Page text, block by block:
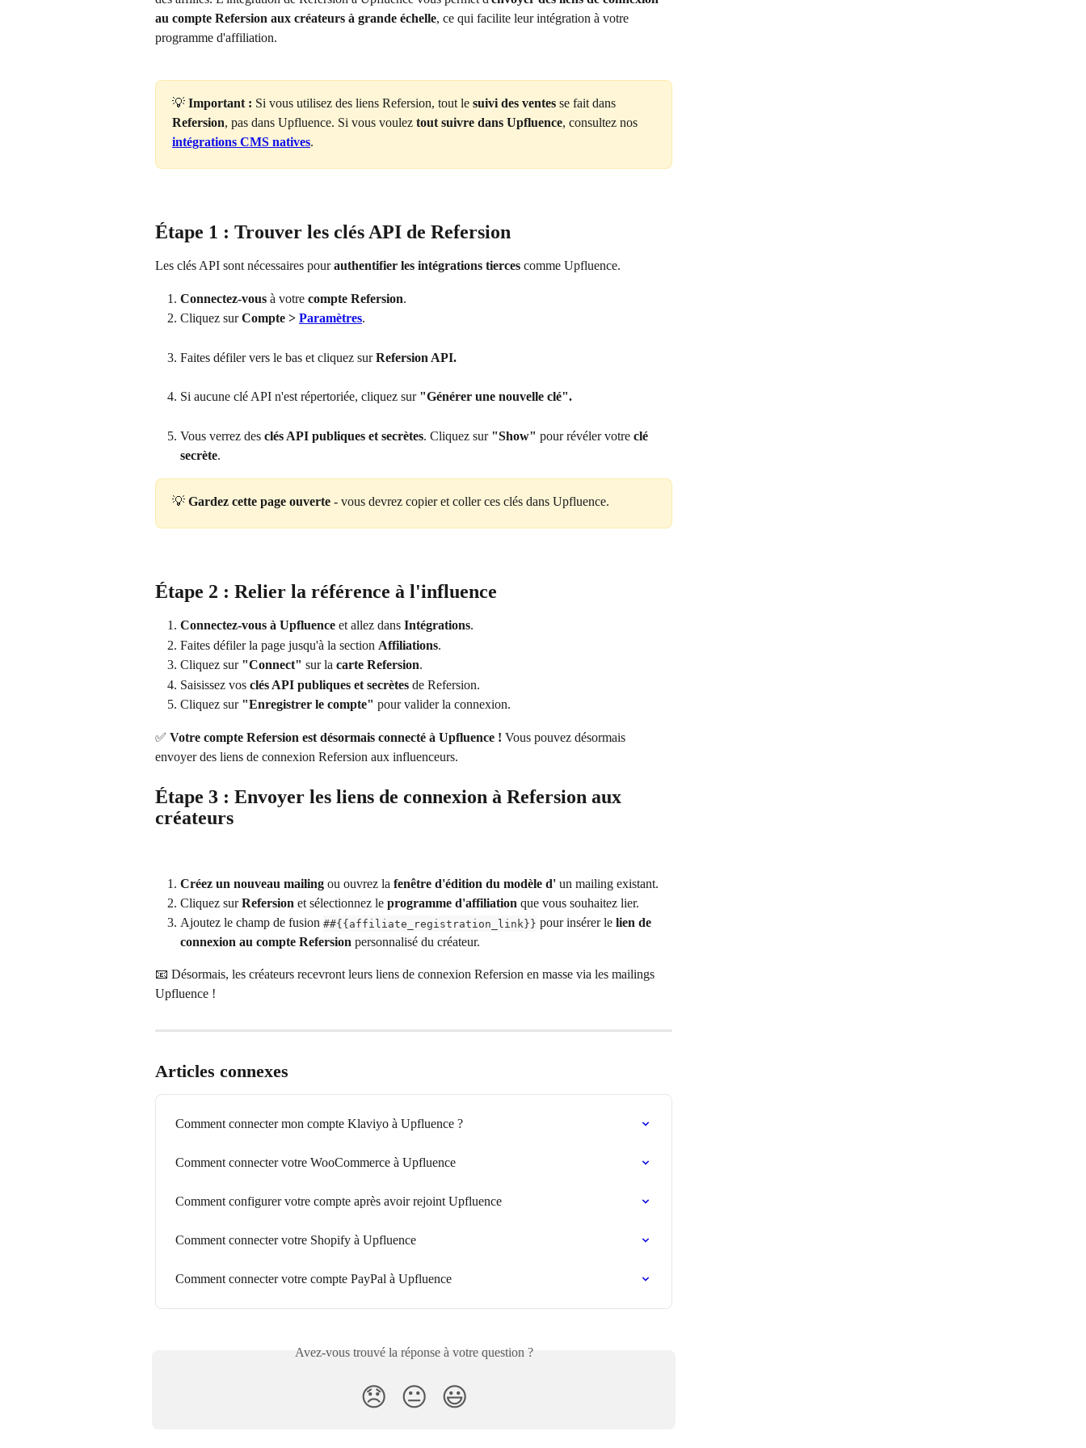
au compte Refersion aux créateurs à grande échelle, ce qui facilite leur intégration à votre
programme d'affiliation.
💡 Important : Si vous utilisez des liens Refersion, tout le suivi des ventes se fait dans
Refersion, pas dans Upfluence. Si vous voulez tout suivre dans Upfluence, consultez nos
intégrations CMS natives.
Étape 1 : Trouver les clés API de Refersion
Les clés API sont nécessaires pour authentifier les intégrations tierces comme Upfluence.
Connectez-vous à votre compte Refersion.
Cliquez sur Compte > Paramètres.
Faites défiler vers le bas et cliquez sur Refersion API.
Si aucune clé API n'est répertoriée, cliquez sur "Générer une nouvelle clé".
Vous verrez des clés API publiques et secrètes. Cliquez sur "Show" pour révéler votre clé
secrète.
💡 Gardez cette page ouverte - vous devrez copier et coller ces clés dans Upfluence.
Étape 2 : Relier la référence à l'influence
Connectez-vous à Upfluence et allez dans Intégrations.
Faites défiler la page jusqu'à la section Affiliations.
Cliquez sur "Connect" sur la carte Refersion.
Saisissez vos clés API publiques et secrètes de Refersion.
Cliquez sur "Enregistrer le compte" pour valider la connexion.
✅ Votre compte Refersion est désormais connecté à Upfluence ! Vous pouvez désormais
envoyer des liens de connexion Refersion aux influenceurs.
Étape 3 : Envoyer les liens de connexion à Refersion aux
créateurs
Créez un nouveau mailing ou ouvrez la fenêtre d'édition du modèle d' un mailing existant.
Cliquez sur Refersion et sélectionnez le programme d'affiliation que vous souhaitez lier.
Ajoutez le champ de fusion ##{{affiliate_registration_link}} pour insérer le lien de
connexion au compte Refersion personnalisé du créateur.
📧 Désormais, les créateurs recevront leurs liens de connexion Refersion en masse via les mailings
Upfluence !
Articles connexes
Comment connecter mon compte Klaviyo à Upfluence ?
Comment connecter votre WooCommerce à Upfluence
Comment configurer votre compte après avoir rejoint Upfluence
Comment connecter votre Shopify à Upfluence
Comment connecter votre compte PayPal à Upfluence
Avez-vous trouvé la réponse à votre question ?
😞 😐 😃